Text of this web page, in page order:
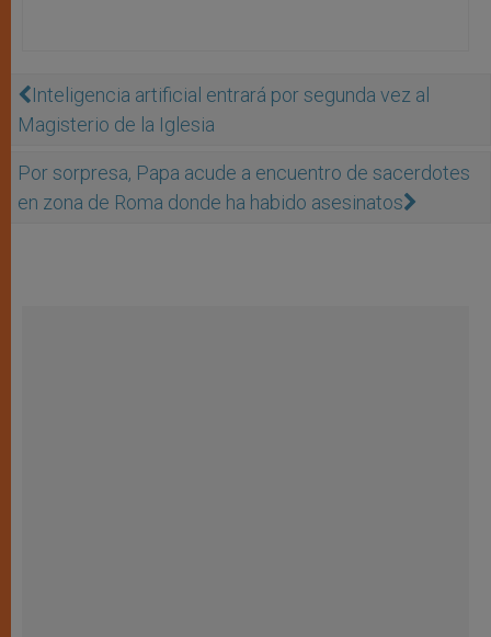
Inteligencia artificial entrará por segunda vez al
Magisterio de la Iglesia
Por sorpresa, Papa acude a encuentro de sacerdotes
en zona de Roma donde ha habido asesinatos